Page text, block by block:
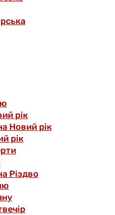
рік
Новий рік
рік
Різдво